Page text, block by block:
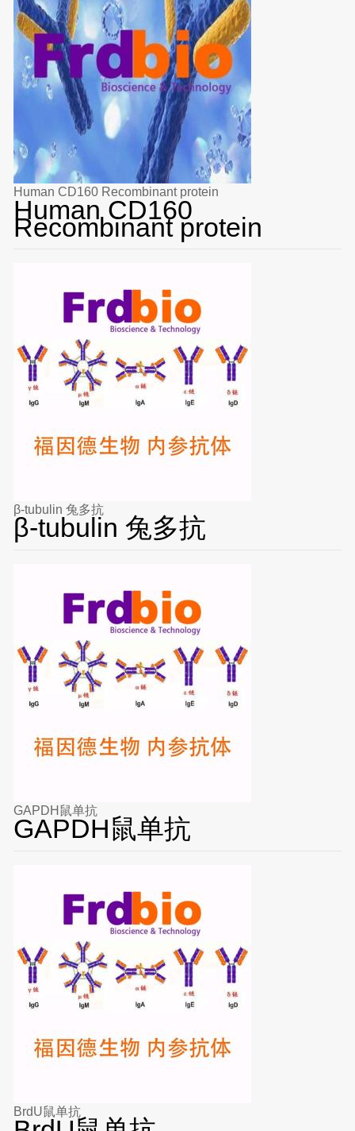
Human CD160 Recombinant protein
Human CD160
Recombinant protein
β-tubulin 兔多抗
β-tubulin 兔多抗
GAPDH鼠单抗
GAPDH鼠单抗
BrdU鼠单抗